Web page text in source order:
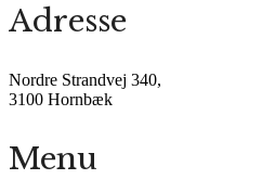
Adresse
Nordre Strandvej 340,
3100 Hornbæk
Menu